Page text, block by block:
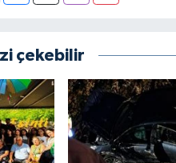
çekebilir